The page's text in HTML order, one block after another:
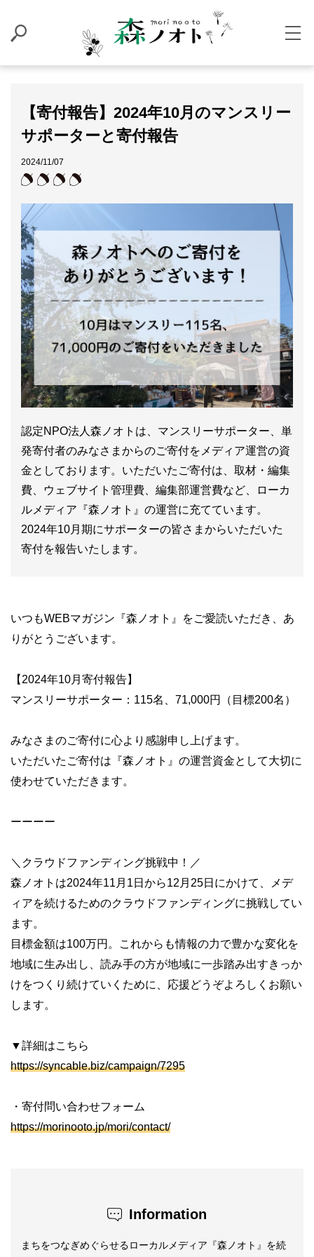
【寄付報告】2024年10月のマンスリー
サポーターと寄付報告
2024/11/07
認定NPO法人森ノオトは、マンスリーサポーター、単
発寄付者のみなさまからのご寄付をメディア運営の資
金としております。いただいたご寄付は、取材・編集
費、ウェブサイト管理費、編集部運営費など、ローカ
ルメディア『森ノオト』の運営に充てています。
2024年10月期にサポーターの皆さまからいただいた
寄付を報告いたします。
いつもWEBマガジン『森ノオト』をご愛読いただき、あ
りがとうございます。
【2024年10月寄付報告】
マンスリーサポーター：115名、71,000円（目標200名）
みなさまのご寄付に心より感謝申し上げます。
いただいたご寄付は『森ノオト』の運営資金として大切に
使わせていただきます。
ーーーー
＼クラウドファンディング挑戦中！／
森ノオトは2024年11月1日から12月25日にかけて、メデ
ィアを続けるためのクラウドファンディングに挑戦してい
ます。
目標金額は100万円。これからも情報の力で豊かな変化を
地域に生み出し、読み手の方が地域に一歩踏み出すきっか
けをつくり続けていくために、応援どうぞよろしくお願い
します。
▼詳細はこちら
https://syncable.biz/campaign/7295
・寄付問い合わせフォーム
https://morinooto.jp/mori/contact/
Information
まちをつなぎめぐらせるローカルメディア『森ノオト』を続